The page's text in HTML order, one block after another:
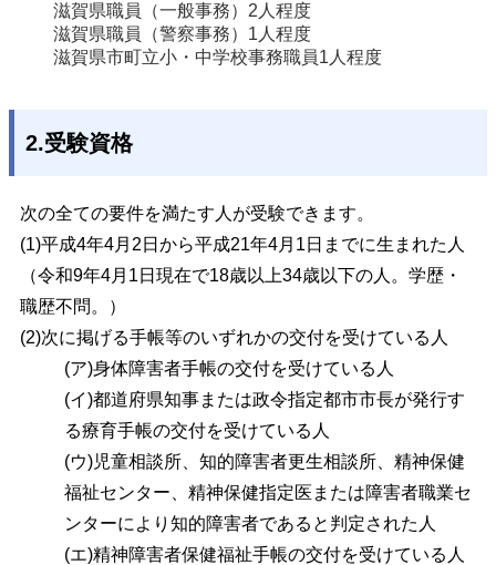
滋賀県職員（一般事務） 2人程度
滋賀県職員（警察事務） 1人程度
滋賀県市町立小・中学校事務職員1人程度
2.受験資格
次の全ての要件を満たす人が受験できます。
(1)平成4年4月2日から平成21年4月1日までに生まれた人
（令和9年4月1日現在で18歳以上34歳以下の人。学歴・
職歴不問。）
(2)次に掲げる手帳等のいずれかの交付を受けている人
(ア)身体障害者手帳の交付を受けている人
(イ)都道府県知事または政令指定都市市長が発行す
る療育手帳の交付を受けている 人
(ウ)児童相談所、知的障害者更生相談所、精神保健
福祉センター、精神保健指定医または障害者職業セ
ンターにより知的障害者であると判定された 人
(エ)精神障害者保健福祉手帳の交付を受けている人